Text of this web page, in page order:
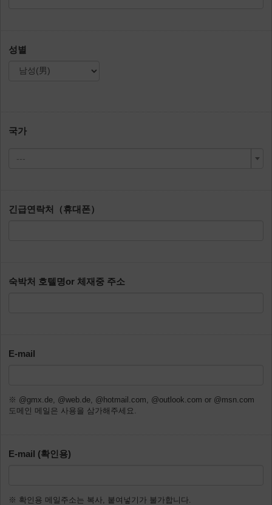
성별
국가
---
긴급연락처（휴대폰）
숙박처 호텔명or 체재중 주소
E-mail
※ @gmx.de, @web.de, @hotmail.com, @outlook.com or @msn.com
도메인 메일은 사용을 삼가해주세요.
E-mail (확인용)
※ 확인용 메일주소는 복사, 붙여넣기가 불가합니다.